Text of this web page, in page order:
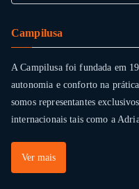
Campilusa
A Campilusa foi fundada em
autonomia e conforto na
somos representantes
internacionais tais como a
Ver mais